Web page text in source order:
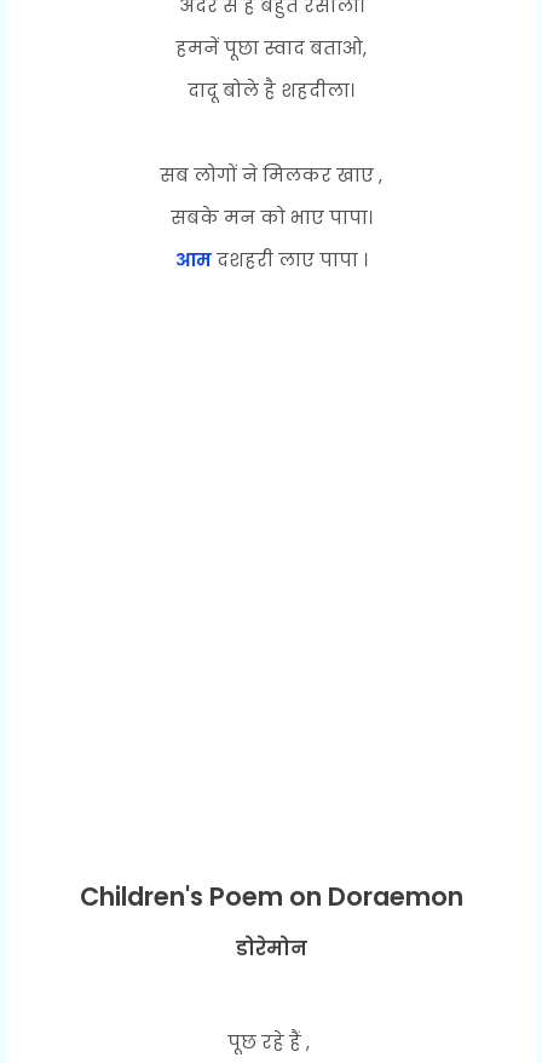
अंदर से है बहुत रसीला।
हमनें पूछा स्वाद बताओ,
दादू बोले है शहदीला।
सब लोगों ने मिलकर खाए ,
सबके मन को भाए पापा।
आमदशहरी लाए पापा ।
Children's Poem on Doraemon
डोरेमोन
पूछ रहे हैं ,